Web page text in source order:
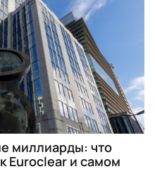
миллиарды: что
Euroclear и самом